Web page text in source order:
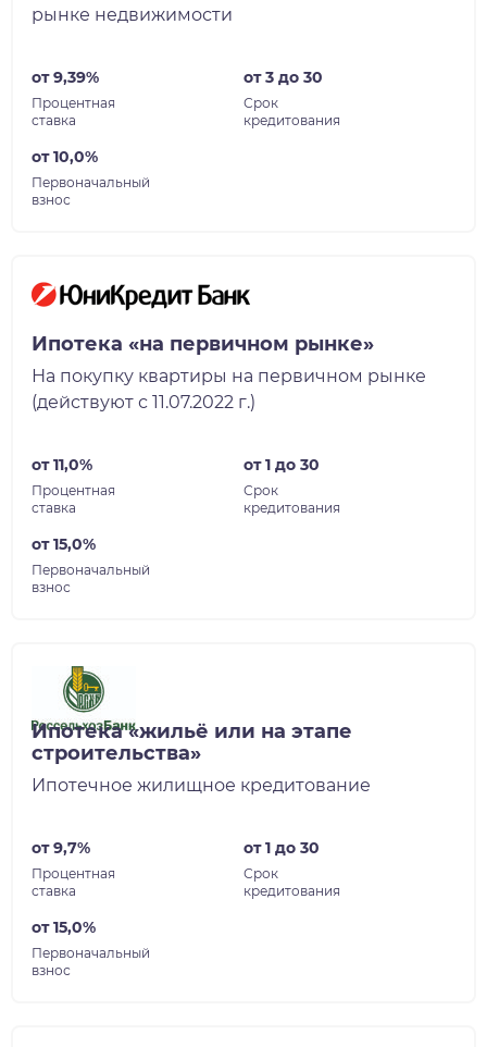
рынке недвижимости
от 9,39%
Процентная
ставка
от 3 до 30
Срок
кредитования
от 10,0%
Первоначальный
взнос
Ипотека «на первичном рынке»
На покупку квартиры на первичном рынке
(действуют с 11.07.2022 г.)
от 11,0%
Процентная
ставка
от 1 до 30
Срок
кредитования
от 15,0%
Первоначальный
взнос
Ипотека «жильё или на этапе
строительства»
Ипотечное жилищное кредитование
от 9,7%
Процентная
ставка
от 1 до 30
Срок
кредитования
от 15,0%
Первоначальный
взнос